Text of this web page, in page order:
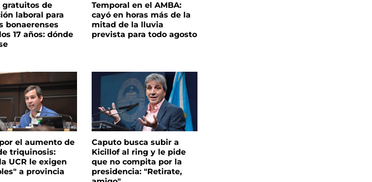
gratuitos de
laboral para
bonaerenses
17 años: dónde
Temporal en el AMBA:
cayó en horas más de la
mitad de la lluvia
prevista para todo agosto
el aumento de
triquinosis:
UCR le exigen
a provincia
Caputo busca subir a
Kicillof al ring y le pide
que no compita por la
presidencia: "Retirate,